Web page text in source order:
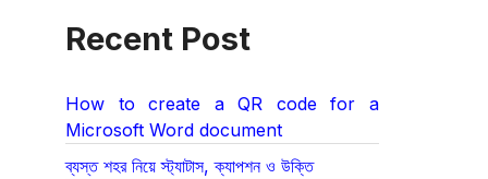
Recent Post
How to create a QR code for a
Microsoft Word document
ব্যস্ত শহর নিয়ে স্ট্যাটাস, ক্যাপশন ও উক্তি